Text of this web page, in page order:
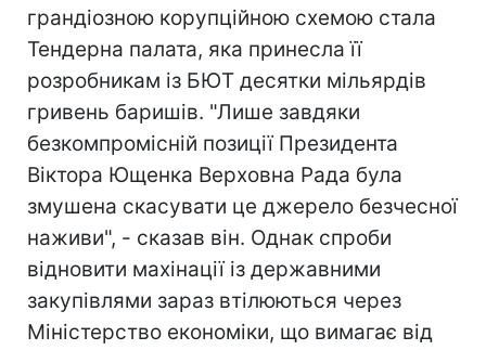
грандіозною корупційною схемою стала
Тендерна палата, яка принесла її
розробникам із БЮТ десятки мільярдів
гривень баришів. "Лише завдяки
безкомпромісній позиції Президента
Віктора Ющенка Верховна Рада була
змушена скасувати це джерело безчесної
наживи", - сказав він. Однак спроби
відновити махінації із державними
закупівлями зараз втілюються через
Міністерство економіки, що вимагає від